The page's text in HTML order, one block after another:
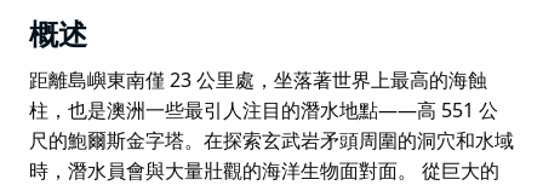
概述
距離島嶼東南僅 23 公里處，坐落著世界上最高的海蝕
柱，也是澳洲一些最引人注目的潛水地點——高 551 公
尺的鮑爾斯金字塔。在探索玄武岩矛頭周圍的洞穴和水域
時，潛水員會與大量壯觀的海洋生物面對面。 從巨大的